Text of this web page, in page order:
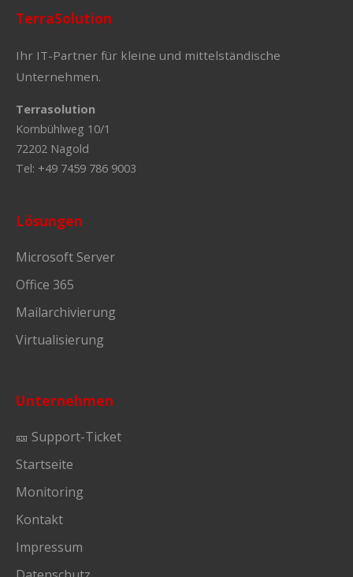
TerraSolution
Ihr IT-Partner für kleine und mittelständische
Unternehmen.
Terrasolution
Kornbühlweg 10/1
72202 Nagold
Tel: +49 7459 786 9003
Lösungen
Microsoft Server
Office 365
Mailarchivierung
Virtualisierung
Unternehmen
🎫 Support-Ticket
Startseite
Monitoring
Kontakt
Impressum